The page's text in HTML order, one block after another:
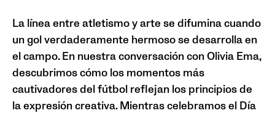
La línea entre atletismo y arte se difumina cuando
un gol verdaderamente hermoso se desarrolla en
el campo. En nuestra conversación con Olivia Ema,
descubrimos cómo los momentos más
cautivadores del fútbol reflejan los principios de
la expresión creativa. Mientras celebramos el Día